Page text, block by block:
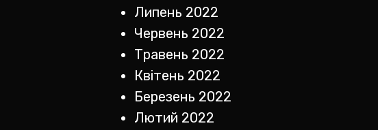
Липень 2022
Червень 2022
Травень 2022
Квітень 2022
Березень 2022
Лютий 2022